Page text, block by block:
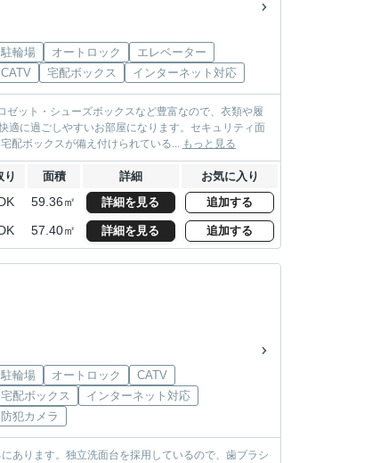
駐輪場 オートロック
エレベーター
CATV
宅配ボックス インターネット対応
ット・シューズボックスなど豊富なので、衣類や履
適に過ごしやすいお部屋になります。セキュリティ面
配ボックスが備え付けられている... もっと見る
り 面積 詳細 お気に入り
59.36㎡ 詳細を見る 追加する
57.40㎡ 詳細を見る 追加する
駐輪場 オートロック
CATV
宅配ボックス
インターネット対応
防犯カメラ
あります。独立洗面台を採用しているので、歯ブラシ